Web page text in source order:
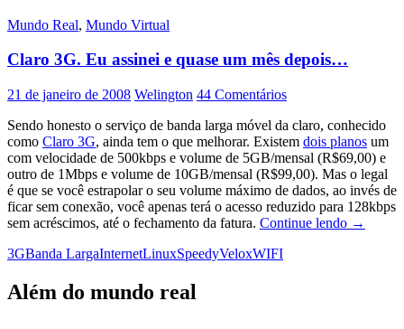
Mundo Real, Mundo Virtual
Claro 3G. Eu assinei e quase um mês depois…
21 de janeiro de 2008 Welington 44 Comentários
Sendo honesto o serviço de banda larga móvel da claro, conhecido
como Claro 3G, ainda tem o que melhorar. Existem dois planos um
com velocidade de 500kbps e volume de 5GB/mensal (R$69,00) e
outro de 1Mbps e volume de 10GB/mensal (R$99,00). Mas o legal
é que se você estrapolar o seu volume máximo de dados, ao invés de
ficar sem conexão, você apenas terá o acesso reduzido para 128kbps
sem acréscimos, até o fechamento da fatura. Continue lendo Claro
→
3GBanda LargaInternetLinuxSpeedyVeloxWIFI
Além do mundo real